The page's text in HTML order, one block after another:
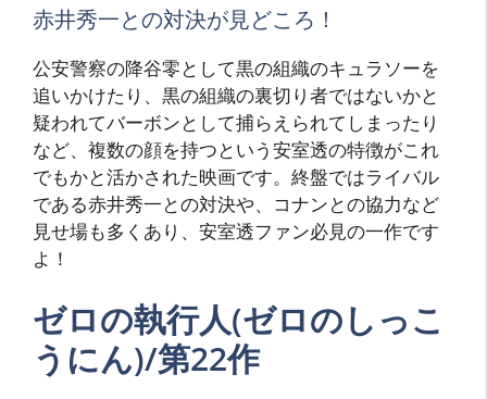
赤井秀一との対決が見どころ！
公安警察の降谷零として黒の組織のキュラソーを
追いかけたり、黒の組織の裏切り者ではないかと
疑われてバーボンとして捕らえられてしまったり
など、複数の顔を持つという安室透の特徴がこれ
でもかと活かされた映画です。終盤ではライバル
である赤井秀一との対決や、コナンとの協力など
見せ場も多くあり、安室透ファン必見の一作です
よ！
ゼロの執行人(ゼロのしっこ
うにん)/第22作